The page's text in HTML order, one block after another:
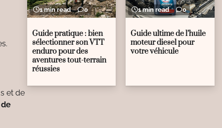
et de
1 min read 0
Guide pratique : bien
sélectionner son VTT
enduro pour des
aventures tout-terrain
réussies
1 min read 0
Guide ultime de l’huile
moteur diesel pour
votre véhicule